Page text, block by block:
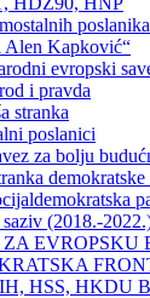
Alen Kapković“
evropski
i pravda
stranka
poslanici
za bolju
demokratske
(2018.-
EVROPSKU
HSS, HKDU